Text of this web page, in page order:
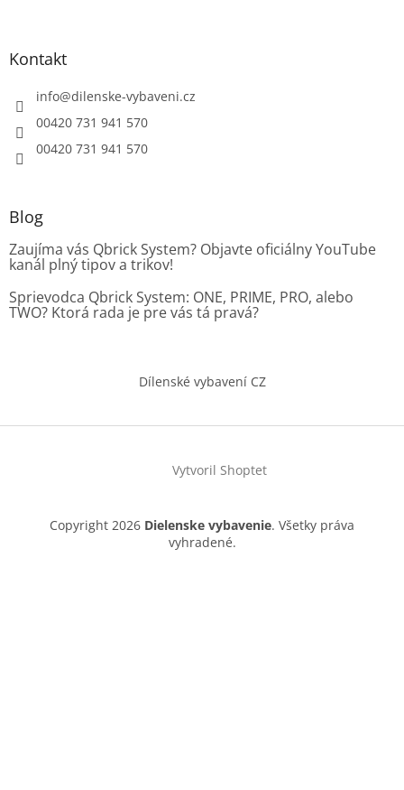
Kontakt
info@dilenske-vybaveni.cz
00420 731 941 570
00420 731 941 570
Blog
Zaujíma vás Qbrick System? Objavte oficiálny YouTube
kanál plný tipov a trikov!
Sprievodca Qbrick System: ONE, PRIME, PRO, alebo
TWO? Ktorá rada je pre vás tá pravá?
Dílenské vybavení CZ
Vytvoril Shoptet
Copyright 2026 Dielenske vybavenie. Všetky práva
vyhradené.